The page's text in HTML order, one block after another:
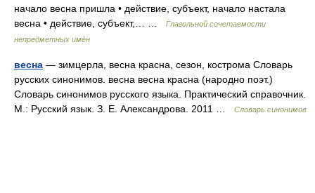
начало весна пришла • действие, субъект, начало настала
весна • действие, субъект,… …
Глагольной сочетаемости
непредметных имён
весна — зимцерла, весна красна, сезон, кострома Словарь
русских синонимов. весна весна красна (народно поэт.)
Словарь синонимов русского языка. Практический справочник.
М.: Русский язык. З. Е. Александрова. 2011 …
Словарь синонимов